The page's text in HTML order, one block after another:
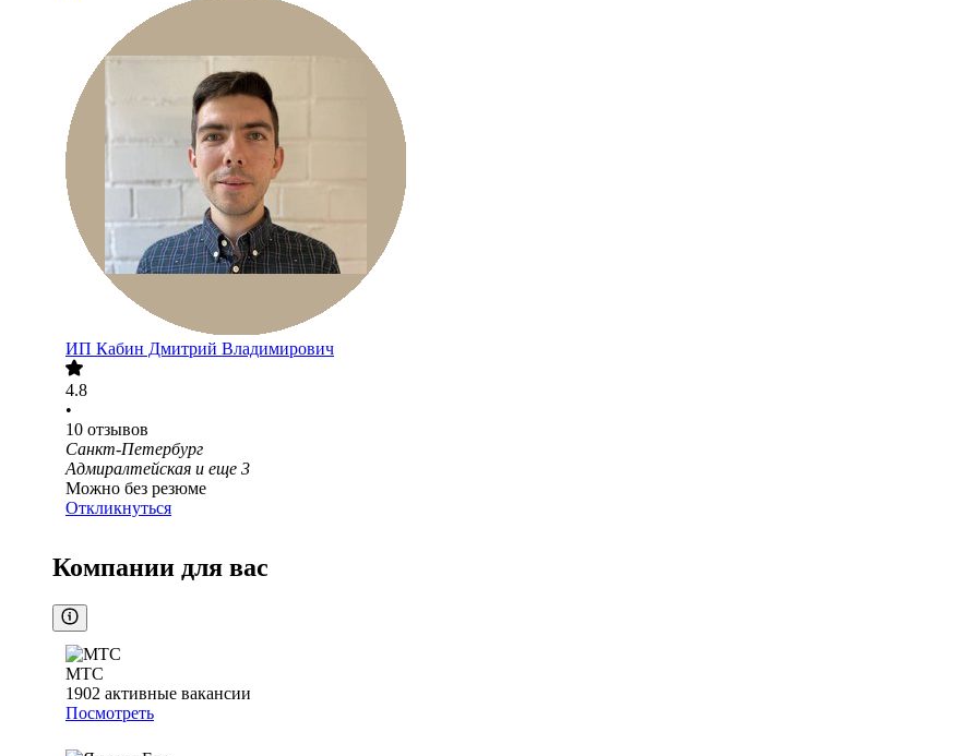
ИП Кабин Дмитрий Владимирович
4.8
•
10 отзывов
Санкт-Петербург
Адмиралтейская и еще 3
Можно без резюме
Откликнуться
Компании для вас
МТС
1902 активные вакансии
Посмотреть